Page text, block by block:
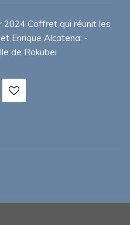
Coffret qui réunit les
Enrique Alcatena: -
de Rokubei